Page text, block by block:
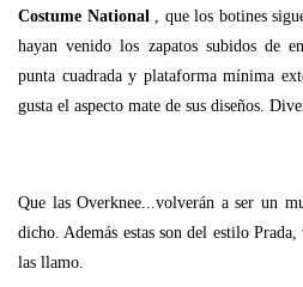
Costume National
, que los botines
hayan venido los zapatos subidos de
punta cuadrada y plataforma mínima
gusta el aspecto mate de sus diseños.
Que las Overknee...volverán a ser un
dicho. Además estas son del estilo
las llamo.